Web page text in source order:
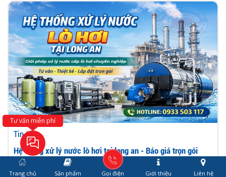
Tin tức
Hệ thống xử lý nước lò hơi tại long an - Báo giá trọn gói
2026
Tư vấn miễn phí
Trang chủ Sản phẩm Gọi điện Giới thiệu Liên hệ